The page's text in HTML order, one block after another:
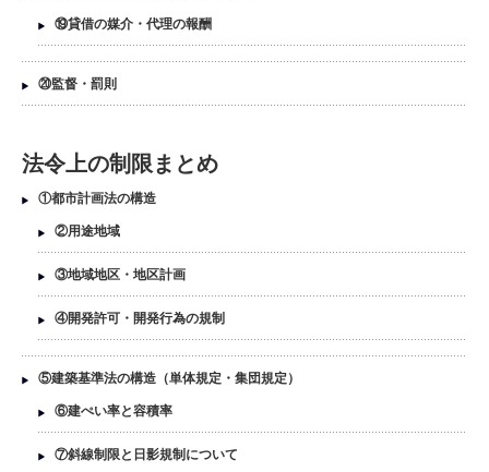
⑲貸借の媒介・代理の報酬
⑳監督・罰則
法令上の制限まとめ
①都市計画法の構造
②用途地域
③地域地区・地区計画
④開発許可・開発行為の規制
⑤建築基準法の構造（単体規定・集団規定）
⑥建ぺい率と容積率
⑦斜線制限と日影規制について